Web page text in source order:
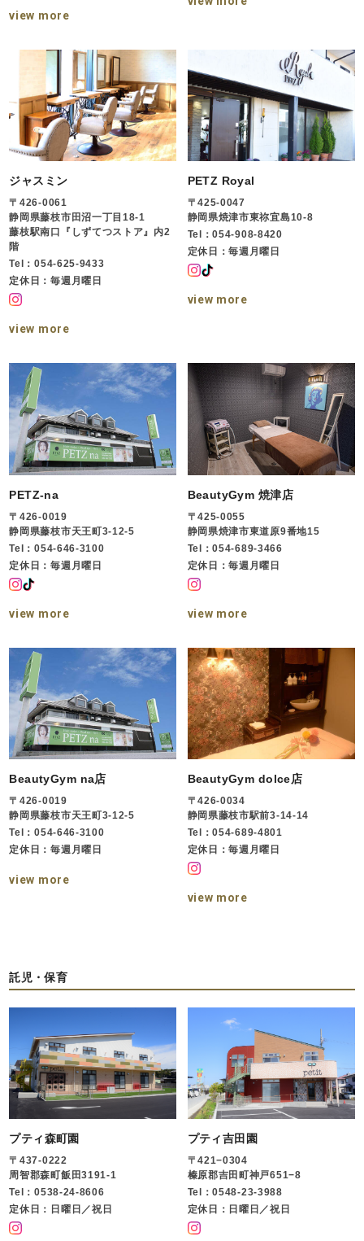
view more
ジャスミン
〒426-0061
静岡県藤枝市田沼一丁目18-1
藤枝駅南口『しずてつストア』内2
階
Tel：054-625-9433
定休日：毎週月曜日
view more
PETZ Royal
〒425-0047
静岡県焼津市東祢宜島10-8
Tel：054-908-8420
定休日：毎週月曜日
view more
PETZ-na
〒426-0019
静岡県藤枝市天王町3-12-5
Tel：054-646-3100
定休日：毎週月曜日
view more
BeautyGym 焼津店
〒425-0055
静岡県焼津市東道原9番地15
Tel：054-689-3466
定休日：毎週月曜日
view more
BeautyGym na店
〒426-0019
静岡県藤枝市天王町3-12-5
Tel：054-646-3100
定休日：毎週月曜日
view more
BeautyGym dolce店
〒426-0034
静岡県藤枝市駅前3-14-14
Tel：054-689-4801
定休日：毎週月曜日
view more
託児・保育
プティ森町園
〒437-0222
周智郡森町飯田3191-1
Tel：0538-24-8606
定休日：日曜日／祝日
プティ吉田園
〒421−0304
榛原郡吉田町神戸651−8
Tel：0548-23-3988
定休日：日曜日／祝日